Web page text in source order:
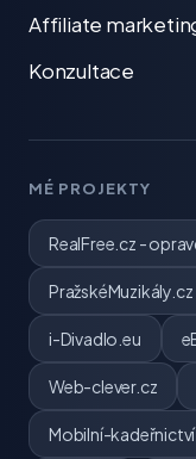
Affiliate
Konzultace
MÉ PROJEKTY
RealFree.cz -
PražskéMuzikály.cz
i-Divadlo.eu
Web-clever.cz
Mobilní-